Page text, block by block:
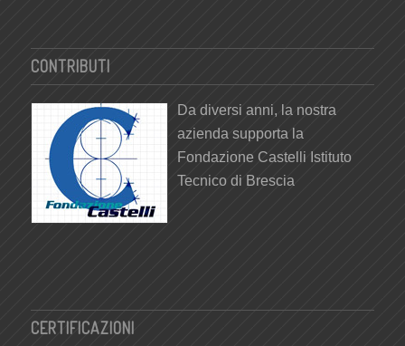
CONTRIBUTI
Da diversi anni, la nostra
azienda supporta la
Fondazione Castelli Istituto
Tecnico di Brescia
CERTIFICAZIONI